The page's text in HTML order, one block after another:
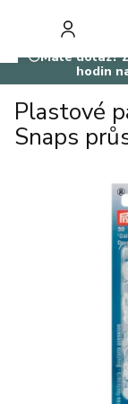
⚪Máte dotaz?
hodin
Plastové
Snaps